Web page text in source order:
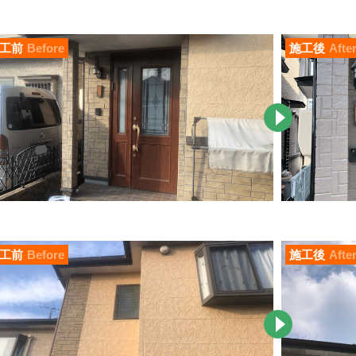
前 Before 施工後 After
前 Before 施工後 After